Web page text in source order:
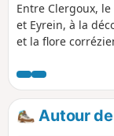
Entre Clergoux,
et Eyrein, à la
et la flore
Autour